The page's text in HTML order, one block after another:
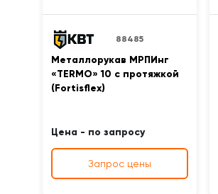
88485
Металлорукав МРПИнг
«TERMO» 10 с протяжкой
(Fortisflex)
Цена - по запросу
Запрос цены